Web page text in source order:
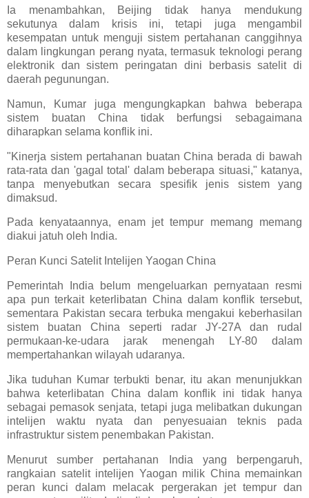
Ia menambahkan, Beijing tidak hanya mendukung
sekutunya dalam krisis ini, tetapi juga mengambil
kesempatan untuk menguji sistem pertahanan canggihnya
dalam lingkungan perang nyata, termasuk teknologi perang
elektronik dan sistem peringatan dini berbasis satelit di
daerah pegunungan.
Namun, Kumar juga mengungkapkan bahwa beberapa
sistem buatan China tidak berfungsi sebagaimana
diharapkan selama konflik ini.
"Kinerja sistem pertahanan buatan China berada di bawah
rata-rata dan 'gagal total' dalam beberapa situasi," katanya,
tanpa menyebutkan secara spesifik jenis sistem yang
dimaksud.
Pada kenyataannya, enam jet tempur memang memang
diakui jatuh oleh India.
Peran Kunci Satelit Intelijen Yaogan China
Pemerintah India belum mengeluarkan pernyataan resmi
apa pun terkait keterlibatan China dalam konflik tersebut,
sementara Pakistan secara terbuka mengakui keberhasilan
sistem buatan China seperti radar JY-27A dan rudal
permukaan-ke-udara jarak menengah LY-80 dalam
mempertahankan wilayah udaranya.
Jika tuduhan Kumar terbukti benar, itu akan menunjukkan
bahwa keterlibatan China dalam konflik ini tidak hanya
sebagai pemasok senjata, tetapi juga melibatkan dukungan
intelijen waktu nyata dan penyesuaian teknis pada
infrastruktur sistem penembakan Pakistan.
Menurut sumber pertahanan India yang berpengaruh,
rangkaian satelit intelijen Yaogan milik China memainkan
peran kunci dalam melacak pergerakan jet tempur dan